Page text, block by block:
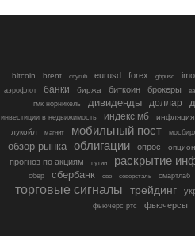
bitcoin brent cnyrub eurusd forex gbpusd
аэрофлот банки биржа биткоин брокеры
гмк норникель
дивиденды доллар
инвестиции в недвижимость индекс мб
инфляция
лукойл
магнит мобильный пост
обзор рынка облигации опрос
прогноз по акциям путин раскрытие
сбер сбербанк сво северсталь смартлаб
торговые сигналы трейдинг
фьючерс ртс фьючерсы